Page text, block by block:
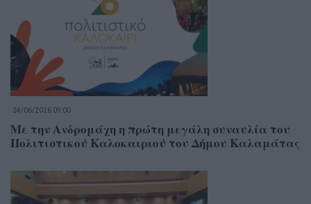
24/06/2026 09:00
Με την Ανδρομάχη η πρώτη μεγάλη συναυλία του
Πολιτιστικού Καλοκαιριού του Δήμου Καλαμάτας